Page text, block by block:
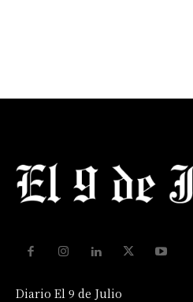
Diario El 9 de Julio